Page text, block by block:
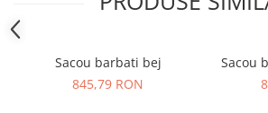
Sacou barbati bej
845,79 RON
Sacou